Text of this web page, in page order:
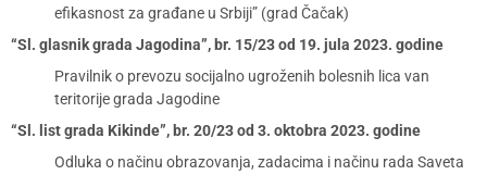
efikasnost za građane u Srbiji” (grad Čačak)
“Sl. glasnik grada Jagodina”, br. 15/23 od 19. jula 2023. godine
Pravilnik o prevozu socijalno ugroženih bolesnih lica van
teritorije grada Jagodine
“Sl. list grada Kikinde”, br. 20/23 od 3. oktobra 2023. godine
Odluka o načinu obrazovanja, zadacima i načinu rada Saveta